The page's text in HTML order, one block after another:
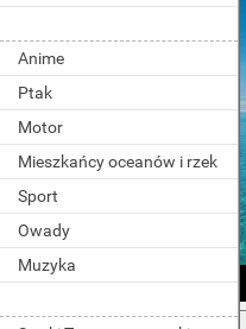
Anime
Ptak
Motor
Mieszkańcy oceanów i rzek
Sport
Owady
Muzyka